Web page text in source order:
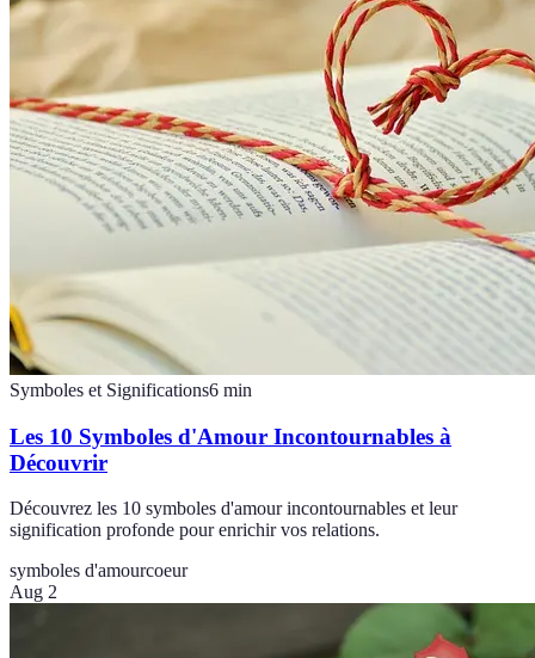
Symboles et Significations6 min
Les 10 Symboles d'Amour Incontournables à
Découvrir
Découvrez les 10 symboles d'amour incontournables et leur
signification profonde pour enrichir vos relations.
symboles d'amourcoeur
Aug 2